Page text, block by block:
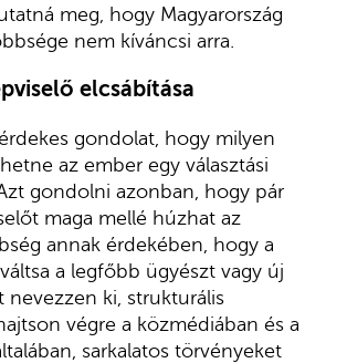
meg, hogy Magyarország
nem kíváncsi arra.
elcsábítása
gondolat, hogy milyen
az ember egy választási
gondolni azonban, hogy pár
maga mellé húzhat az
annak érdekében, hogy a
a legfőbb ügyészt vagy új
nevezzen ki, strukturális
végre a közmédiában és a
sarkalatos törvényeket